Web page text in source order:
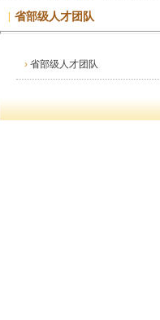
省部级人才团队
› 省部级人才团队